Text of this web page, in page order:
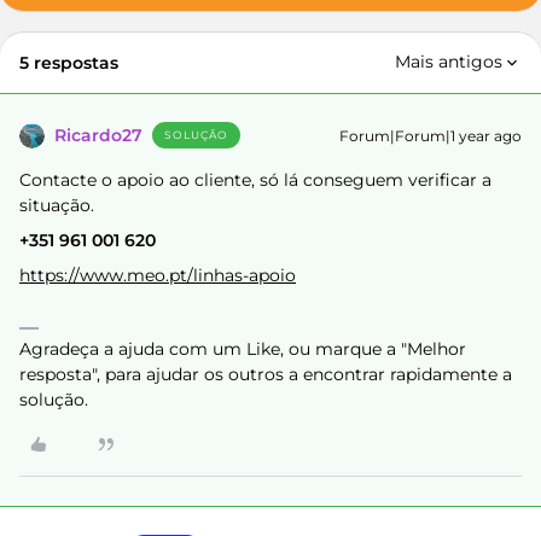
5 respostas Mais antigos
Ricardo27 SOLUÇÃO Forum|Forum|1 year ago
Contacte o apoio ao cliente, só lá conseguem verificar a
situação.
+351 961 001 620
https://www.meo.pt/linhas-apoio
Agradeça a ajuda com um Like, ou marque a "Melhor
resposta", para ajudar os outros a encontrar rapidamente a
solução.